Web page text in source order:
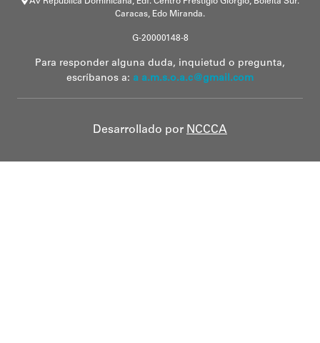
Caracas, Edo Miranda.
G-20000148-8
Para responder alguna duda, inquietud o pregunta,
escríbanos a: a a.m.s.o.a.c@gmail.com
Desarrollado por NCCCA